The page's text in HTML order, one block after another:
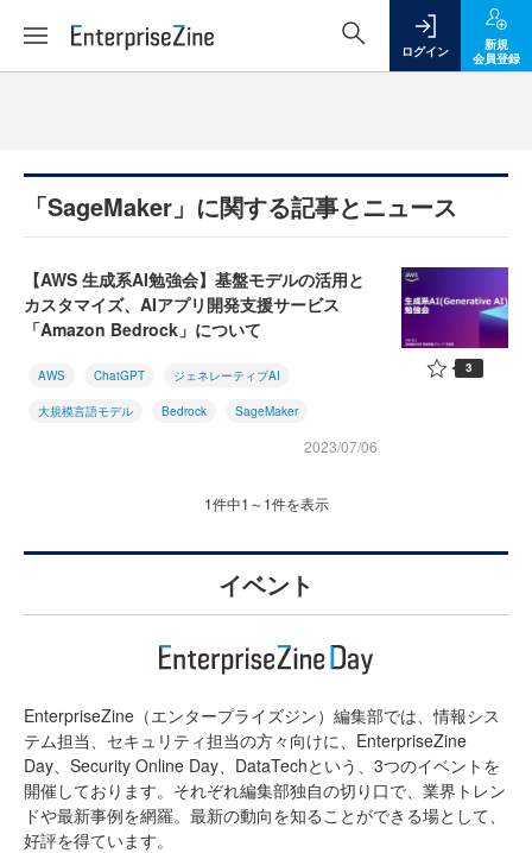
ログイン
新規
会員登録
「SageMaker」に関する記事とニュース
【AWS 生成系AI勉強会】基盤モデルの活用と
カスタマイズ、AIアプリ開発支援サービス
「Amazon Bedrock」について
AWS ChatGPT ジェネレーティブAI
大規模言語モデル Bedrock SageMaker
2023/07/06
3
1件中1～1件を表示
イベント
EnterpriseZine（エンタープライズジン）編集部では、情報シス
テム担当、セキュリティ担当の方々向けに、EnterpriseZine
Day、Security Online Day、DataTechという、3つのイベントを
開催しております。それぞれ編集部独自の切り口で、業界トレン
ドや最新事例を網羅。最新の動向を知ることができる場として、
好評を得ています。